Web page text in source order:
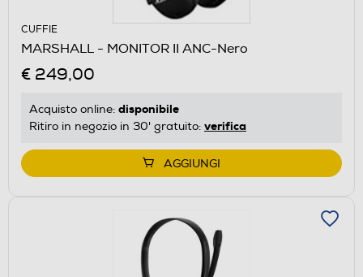
CUFFIE
MARSHALL - MONITOR II ANC-Nero
€ 249,00
Acquisto online: disponibile
Ritiro in negozio in 30' gratuito: verifica
AGGIUNGI